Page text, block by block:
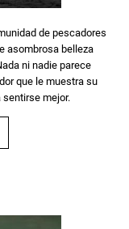
de pescadores
asombrosa belleza
ni nadie parece
que le muestra su
mejor.